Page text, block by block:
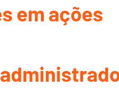
em ações